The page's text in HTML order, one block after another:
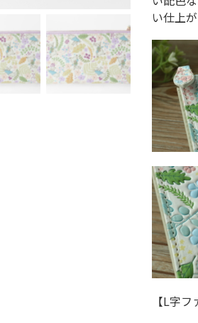
い仕上が
【L字